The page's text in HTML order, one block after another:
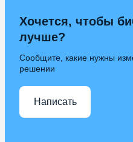
Хочется, чтобы
лучше?
Сообщите, какие нужны
решении
Написать